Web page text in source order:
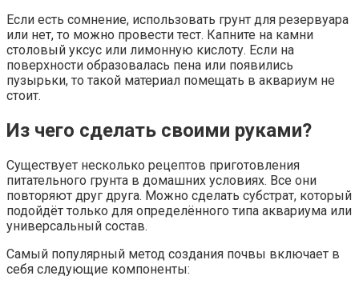
Если есть сомнение, использовать грунт для резервуара
или нет, то можно провести тест. Капните на камни
столовый уксус или лимонную кислоту. Если на
поверхности образовалась пена или появились
пузырьки, то такой материал помещать в аквариум не
стоит.
Из чего сделать своими руками?
Существует несколько рецептов приготовления
питательного грунта в домашних условиях. Все они
повторяют друг друга. Можно сделать субстрат, который
подойдёт только для определённого типа аквариума или
универсальный состав.
Самый популярный метод создания почвы включает в
себя следующие компоненты: